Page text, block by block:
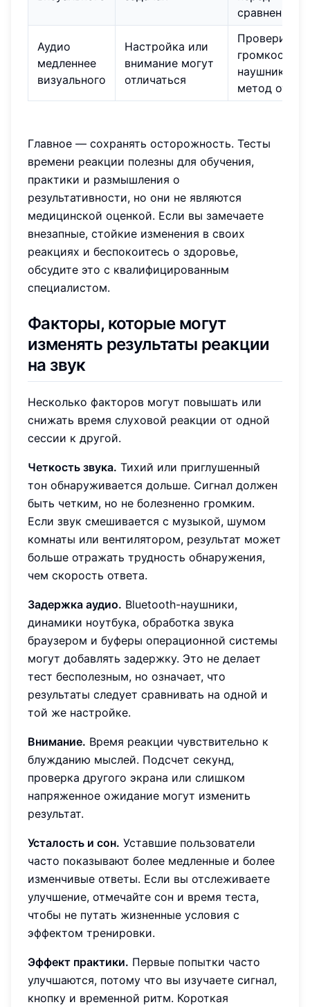
сравнением
Аудио
медленнее
визуального
Настройка или
внимание могут
отличаться
Проверить
громкость,
наушники и
метод
Главное — сохранять осторожность. Тесты
времени реакции полезны для обучения,
практики и размышления о
результативности, но они не являются
медицинской оценкой. Если вы замечаете
внезапные, стойкие изменения в своих
реакциях и беспокоитесь о здоровье,
обсудите это с квалифицированным
специалистом.
Факторы, которые могут
изменять результаты реакции
на звук
Несколько факторов могут повышать или
снижать время слуховой реакции от одной
сессии к другой.
Четкость звука. Тихий или приглушенный
тон обнаруживается дольше. Сигнал должен
быть четким, но не болезненно громким.
Если звук смешивается с музыкой, шумом
комнаты или вентилятором, результат может
больше отражать трудность обнаружения,
чем скорость ответа.
Задержка аудио. Bluetooth-наушники,
динамики ноутбука, обработка звука
браузером и буферы операционной системы
могут добавлять задержку. Это не делает
тест бесполезным, но означает, что
результаты следует сравнивать на одной и
той же настройке.
Внимание. Время реакции чувствительно к
блужданию мыслей. Подсчет секунд,
проверка другого экрана или слишком
напряженное ожидание могут изменить
результат.
Усталость и сон. Уставшие пользователи
часто показывают более медленные и более
изменчивые ответы. Если вы отслеживаете
улучшение, отмечайте сон и время теста,
чтобы не путать жизненные условия с
эффектом тренировки.
Эффект практики. Первые попытки часто
улучшаются, потому что вы изучаете сигнал,
кнопку и временной ритм. Короткая